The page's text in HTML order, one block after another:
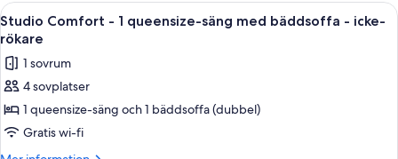
icke-
rökare
-
utsikt
mot
poolen
1
queensize-
med
bäddsoffa
icke-
rökare
Öppna
alla
foton
för
Studio
Comfort
-
1
Ett sovrum med en säng täckt av
12
Studio Comfort - 1 queensize-säng med bäddsoffa - icke-
rökare
1 sovrum
4 sovplatser
1 queensize-säng och 1 bäddsoffa (dubbel)
Gratis wi-fi